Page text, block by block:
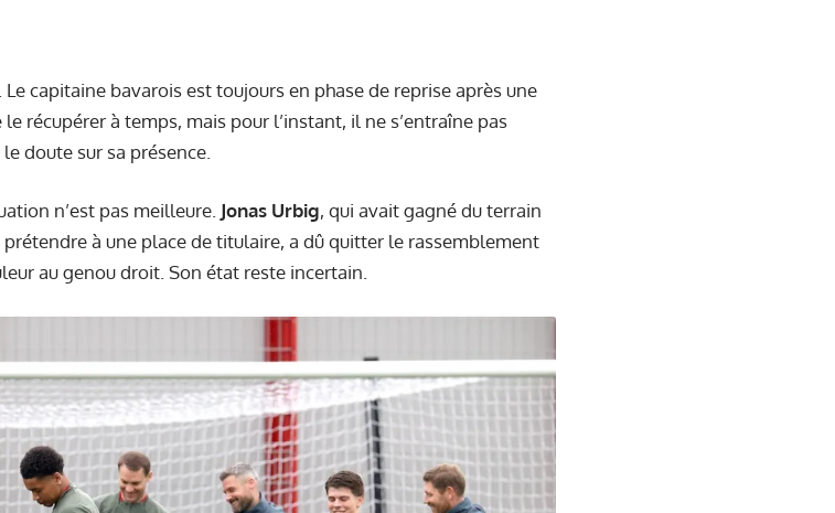
Le capitaine bavarois est toujours en phase de reprise après une
récupérer à temps, mais pour l’instant, il ne s’entraîne pas
doute sur sa présence.
n’est pas meilleure. Jonas Urbig, qui avait gagné du terrain
à une place de titulaire, a dû quitter le rassemblement
au genou droit. Son état reste incertain.